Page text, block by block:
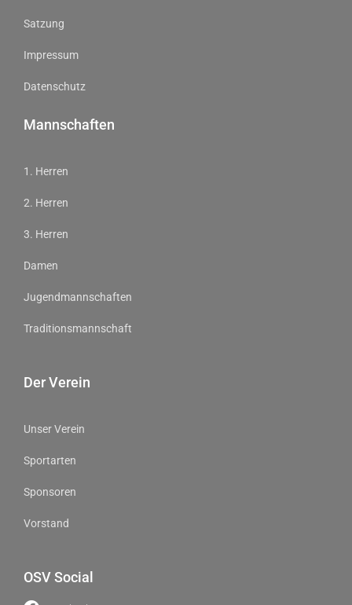
Satzung
Impressum
Datenschutz
Mannschaften
1. Herren
2. Herren
3. Herren
Damen
Jugendmannschaften
Traditionsmannschaft
Der Verein
Unser Verein
Sportarten
Sponsoren
Vorstand
OSV Social